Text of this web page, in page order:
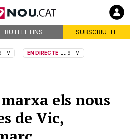
BUTLLETINS SUBSCRIU-TE
TV EN DIRECTE EL 9 FM
els nous
de Vic,